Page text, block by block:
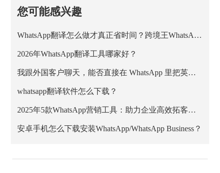
您可能感兴趣
WhatsApp翻译怎么做才真正省时间？跨境王WhatsApp客服系统的正确用法
2026年WhatsApp翻译工具哪家好？
我跟外国客户聊天，能否直接在 WhatsApp 里把英文消息翻成中文？
whatsapp翻译软件怎么下载？
2025年5款WhatsApp营销工具：助力企业高效拓客与私域增长
安卓手机怎么下载安装WhatsApp/WhatsApp Business？